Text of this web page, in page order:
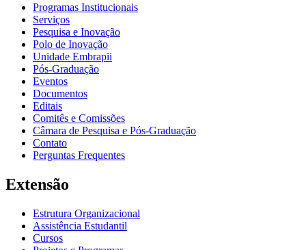
Programas Institucionais
Serviços
Pesquisa e Inovação
Polo de Inovação
Unidade Embrapii
Pós-Graduação
Eventos
Documentos
Editais
Comitês e Comissões
Câmara de Pesquisa e Pós-Graduação
Contato
Perguntas Frequentes
Extensão
Estrutura Organizacional
Assistência Estudantil
Cursos